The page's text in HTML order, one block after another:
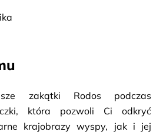
zakątki Rodos podczas
która pozwoli Ci odkryć
krajobrazy wyspy, jak i jej